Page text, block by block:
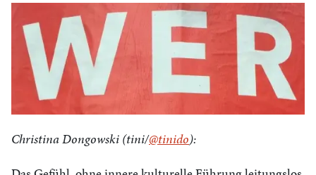
Christina Dongowski (tini/@tinido):